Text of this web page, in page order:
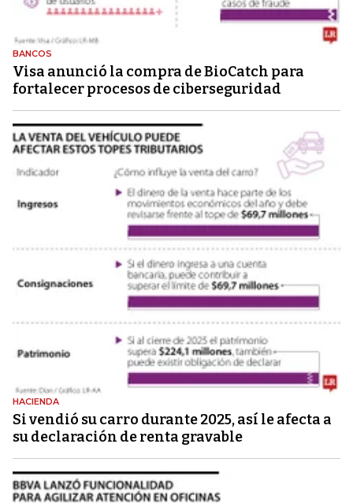
BANCOS
Visa anunció la compra de BioCatch para
fortalecer procesos de ciberseguridad
HACIENDA
Si vendió su carro durante 2025, así le afecta a
su declaración de renta gravable